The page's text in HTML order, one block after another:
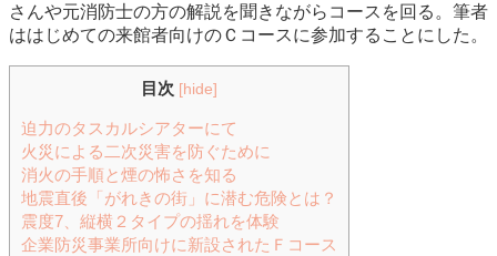
さんや元消防士の方の解説を聞きながらコースを回る。筆者
ははじめての来館者向けのＣコースに参加することにした。
目次 [hide]
迫力のタスカルシアターにて
火災による二次災害を防ぐために
消火の手順と煙の怖さを知る
地震直後「がれきの街」に潜む危険とは？
震度7、縦横２タイプの揺れを体験
企業防災事業所向けに新設されたＦコース